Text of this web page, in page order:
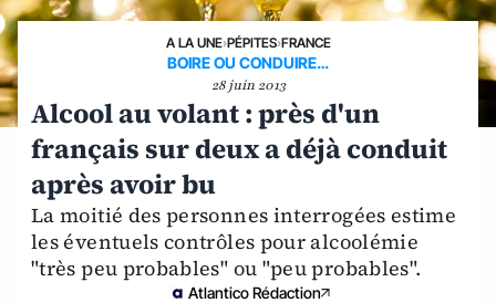
A LA UNE›PÉPITES›FRANCE
BOIRE OU CONDUIRE…
28 juin 2013
Alcool au volant : près d'un
français sur deux a déjà conduit
après avoir bu
La moitié des personnes interrogées estime
les éventuels contrôles pour alcoolémie
"très peu probables" ou "peu probables".
Atlantico Rédaction